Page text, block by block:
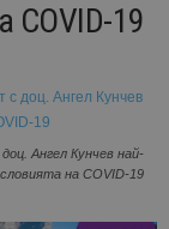
COVID-19
Ангел Кунчев най-
на COVID-19